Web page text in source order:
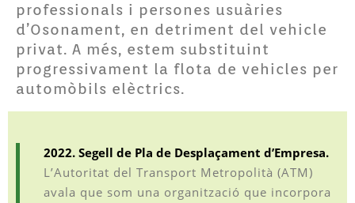
professionals i persones usuàries
d’Osonament, en detriment del vehicle
privat. A més, estem substituint
progressivament la flota de vehicles per
automòbils elèctrics.
2022. Segell de Pla de Desplaçament d’Empresa.
L’Autoritat del Transport Metropolità (ATM)
avala que som una organització que incorpora